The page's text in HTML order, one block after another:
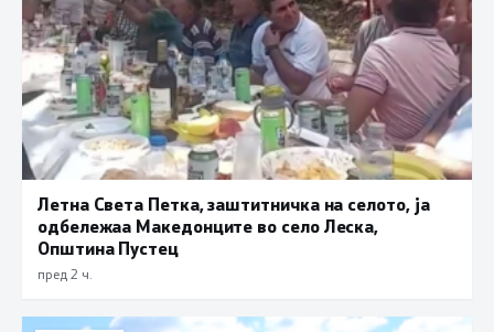
Летна Света Петка, заштитничка на селото, ја
одбележаа Македонците во село Леска,
Општина Пустец
пред 2 ч.